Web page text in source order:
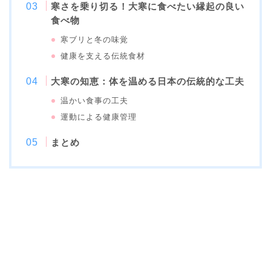
寒さを乗り切る！大寒に食べたい縁起の良い
食べ物
寒ブリと冬の味覚
健康を支える伝統食材
大寒の知恵：体を温める日本の伝統的な工夫
温かい食事の工夫
運動による健康管理
まとめ